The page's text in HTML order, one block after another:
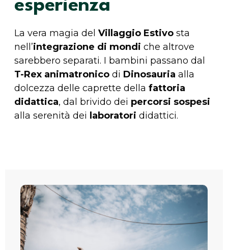
esperienza
La vera magia del Villaggio Estivo sta
nell’integrazione di mondi che altrove
sarebbero separati. I bambini passano dal
T-Rex animatronico di Dinosauria alla
dolcezza delle caprette della fattoria
didattica, dal brivido dei percorsi sospesi
alla serenità dei laboratori didattici.